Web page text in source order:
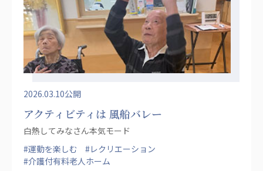
2026.03.10公開
アクティビティは 風船バレー
白熱してみなさん本気モード
#運動を楽しむ
#レクリエーション
#介護付有料老人ホーム